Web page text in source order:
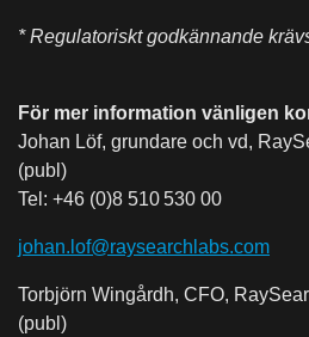
* Regulatoriskt godkännande
För mer information vänligen
Johan Löf, grundare och vd,
(publ)
Tel: +46 (0)8 510 530 00
johan.lof@raysearchlabs.com
Torbjörn Wingårdh, CFO,
(publ)